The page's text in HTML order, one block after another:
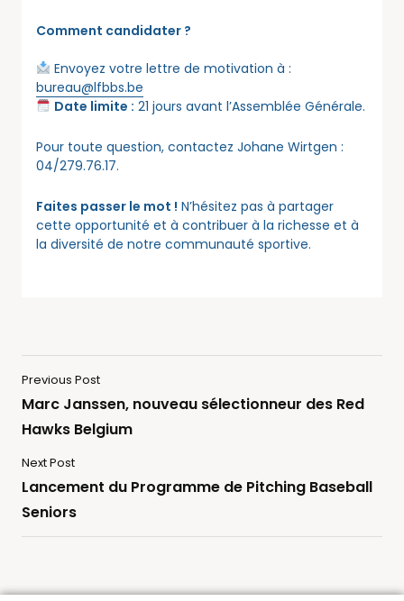
Comment candidater ?
Envoyez votre lettre de motivation à :
bureau@lfbbs.be
Date limite : 21 jours avant l’Assemblée Générale.
Pour toute question, contactez Johane Wirtgen :
04/279.76.17.
Faites passer le mot ! N’hésitez pas à partager
cette opportunité et à contribuer à la richesse et à
la diversité de notre communauté sportive.
Previous Post
Marc Janssen, nouveau sélectionneur des Red
Hawks Belgium
Next Post
Lancement du Programme de Pitching Baseball
Seniors